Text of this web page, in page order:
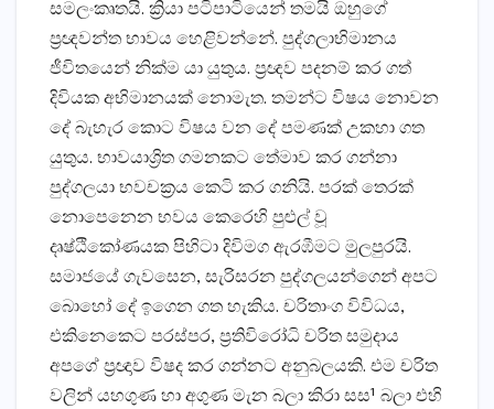
සමලංකෘතයි. ක්‍රියා පටිපාටියෙන් තමයි ඔහුගේ
ප්‍රඥවන්ත භාවය හෙළිවන්නේ. පුද්ගලාභිමානය
ජීවිතයෙන් නික්‌ම යා යුතුය. ප්‍රඥව පදනම් කර ගත්
දිවියක අභිමානයක්‌ නොමැත. තමන්ට විෂය නොවන
දේ බැහැර කොට විෂය වන දේ පමණක්‌ උකහා ගත
යුතුය. භාවයාශ්‍රිත ගමනකට තේමාව කර ගන්නා
පුද්ගලයා භවචක්‍රය කෙටි කර ගනියි. පරක්‌ තෙරක්‌
නොපෙනෙන භවය කෙරෙහි පුළුල් වූ
දෘෂ්ඨිකෝණයක පිහිටා දිවිමග ඇරඹීමට මුලපුරයි.
සමාජයේ ගැවසෙන, සැරිසරන පුද්ගලයන්ගෙන් අපට
බොහෝ දේ ඉගෙන ගත හැකිය. චරිතාංග විවිධය,
එකිනෙකෙට පරස්‌පර, ප්‍රතිවිරෝධි චරිත සමුදාය
අපගේ ප්‍රඥාව විෂද කර ගන්නට අනුබලයකි. එම චරිත
වලින් යහගුණ හා අගුණ මැන බලා කිරා සස¹ බලා එහි